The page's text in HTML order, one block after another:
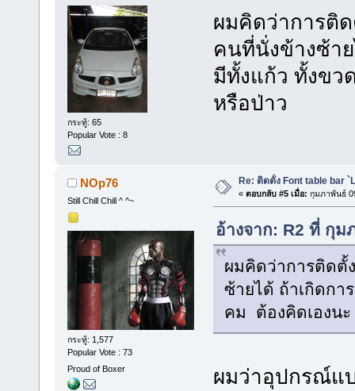
กระทู้: 65
Popular Vote : 8
ผมคิดว่าการติ
คนที่นั่งข้างซ้า
มีทั้งแก้ว ทั้งขว
หรือป่าว
NOp76
Still Chill Chill ^ ^~
กระทู้: 1,577
Popular Vote : 73
Proud of Boxer
Re: ติดตั้ง Font table bar
« ตอบกลับ #5 เมื่อ: กุมภาพันธ์
อ้างจาก: R2 ที่ กุม
ผมคิดว่าการติดตั้
ซ้ายได้ ถ้าเกิดก
คม ต้องคิดเองนะ
ผมว่าอุปกรณ์แ